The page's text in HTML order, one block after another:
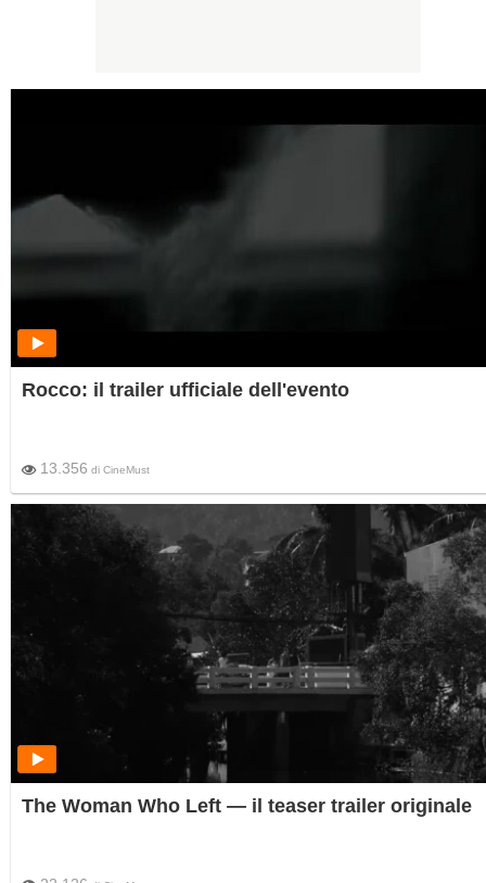
Rocco: il trailer ufficiale dell'evento
13.356 di CineMust
The Woman Who Left — il teaser trailer originale